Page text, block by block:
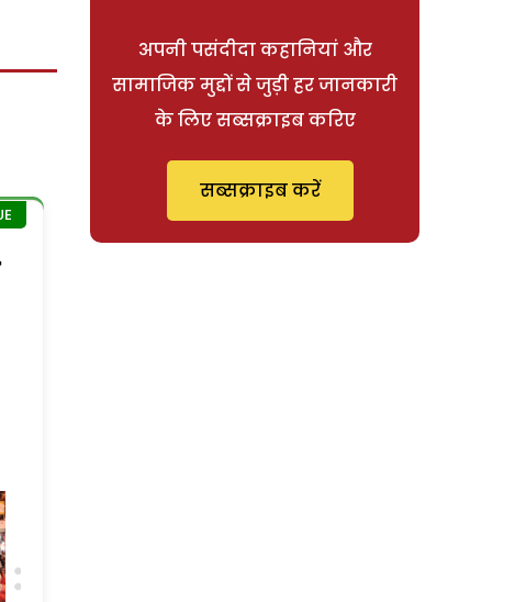
अपनी पसंदीदा कहानियां और
सामाजिक मुद्दों से जुड़ी हर जानकारी
के लिए सब्सक्राइब करिए
सब्सक्राइब करें